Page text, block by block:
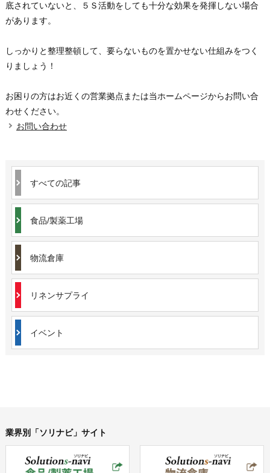
底されていないと、５Ｓ活動をしても十分な効果を発揮しない場合
があります。
しっかりと整理整頓して、要らないものを置かせない仕組みをつく
りましょう！
お困りの方はお近くの営業拠点または当ホームページからお問い合
わせください。
お問い合わせ
すべての記事
食品/製薬工場
物流倉庫
リネンサプライ
イベント
業界別「ソリナビ」サイト